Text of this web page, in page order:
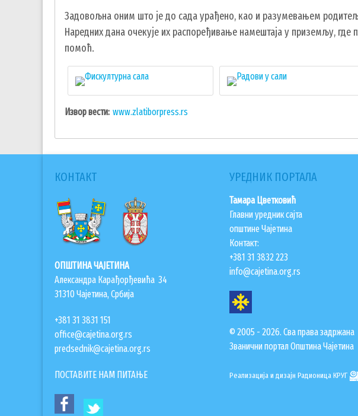
Задовољна оним што је до сада урађено, као и разумевањем
Наредних дана очекује их распоређивање намештаја у приземљу,
помоћ.
Извор вести www.zlatiborpress.rs
КОНТАКТ
ОПШТИНА ЧАЈЕТИНА
Александра Карађорђевића 34
31310 Чајетина, Србија
+381 31 3831 151
office@cajetina.org.rs
predsednik@cajetina.org.rs
ПОСТАВИТЕ НАМ ПИТАЊЕ
УРЕДНИК ПОРТАЛА
Тамара Цветковић
Главни уредник сајта
општине Чајетина
Контакт:
+381 31 3832 223
info@cajetina.org.rs
© 2005 - 2026. Сва права задржана
Званични портал Општина Чајетина
Реализација и дизајн Радионица КРУГ